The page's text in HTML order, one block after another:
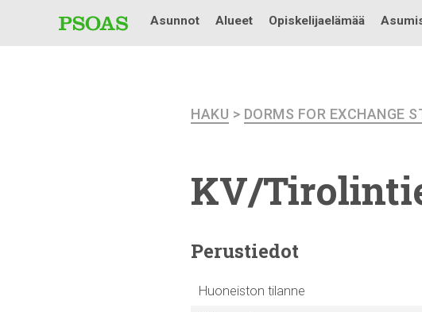
Asunnot Alueet Opiskelijaelämää
HAKU > DORMS FOR EXCHANGE
KV/
Perustiedot
Huoneiston tilanne